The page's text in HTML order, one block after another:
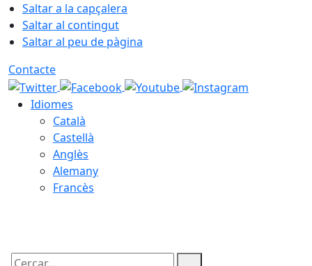
Saltar a la capçalera
Saltar al contingut
Saltar al peu de pàgina
Contacte
Idiomes
Català
Castellà
Anglès
Alemany
Francès